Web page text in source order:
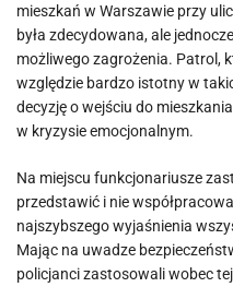
mieszkań w Warszawie przy
była zdecydowana, ale
możliwego zagrożenia. Patrol,
względzie bardzo istotny w
decyzję o wejściu do
w kryzysie emocjonalnym.
Na miejscu funkcjonariusze
przedstawić i nie
najszybszego wyjaśnienia
Mając na uwadze
policjanci zastosowali wobec